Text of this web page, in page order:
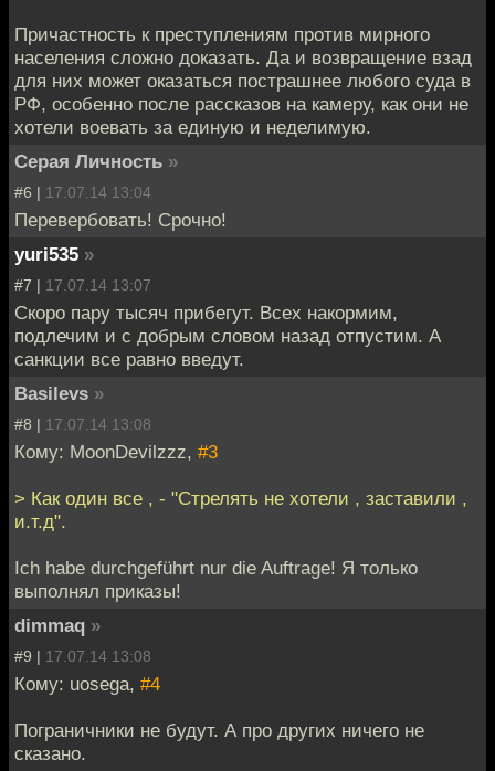
Причастность к преступлениям против мирного
населения сложно доказать. Да и возвращение взад
для них может оказаться пострашнее любого суда в
РФ, особенно после рассказов на камеру, как они не
хотели воевать за единую и неделимую.
Серая Личность »
#6 | 17.07.14 13:04
Перевербовать! Срочно!
yuri535 »
#7 | 17.07.14 13:07
Скоро пару тысяч прибегут. Всех накормим,
подлечим и с добрым словом назад отпустим. А
санкции все равно введут.
Basilevs »
#8 | 17.07.14 13:08
Кому: MoonDevilzzz, #3
> Как один все , - "Стрелять не хотели , заставили ,
и.т.д".
Ich habe durchgeführt nur die Auftrage! Я только
выполнял приказы!
dimmaq »
#9 | 17.07.14 13:08
Кому: uosega, #4
Пограничники не будут. А про других ничего не
сказано.